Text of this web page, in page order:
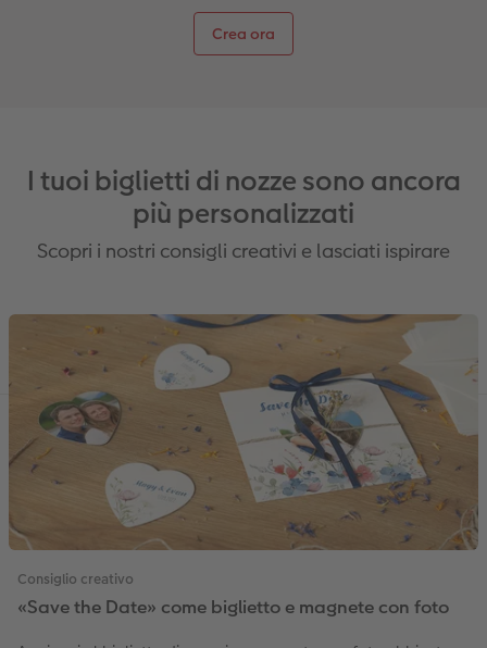
Crea ora
I tuoi biglietti di nozze sono ancora
più personalizzati
Scopri i nostri consigli creativi e lasciati ispirare
Consiglio creativo
«Save the Date» come biglietto e magnete con foto